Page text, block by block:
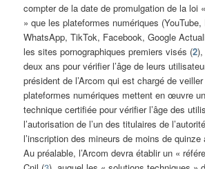
compter de la date de promulgation de la loi
» que les plateformes numériques (YouTube,
WhatsApp, TikTok, Facebook, Google
les sites pornographiques premiers visés (2),
deux ans pour vérifier l’âge de leurs
président de l’Arcom qui est chargé de
plateformes numériques mettent en œuvre
technique certifiée pour vérifier l’âge des
l’autorisation de l’un des titulaires de
l’inscription des mineurs de moins de quinze
Au préalable, l’Arcom devra établir un «